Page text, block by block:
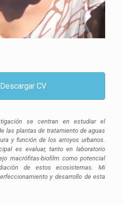
Descargar CV
se centran en estudiar el
las plantas de tratamiento de aguas
y función de los arroyos urbanos.
es evaluar, tanto en laboratorio
macrófitas-biofilm como potencial
de estos ecosistemas. Mi
y desarrollo de esta